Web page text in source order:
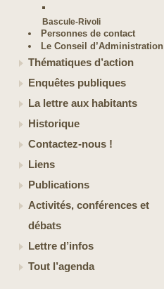
Bascule-Rivoli
Personnes de contact
Le Conseil d’Administration
Thématiques d’action
Enquêtes publiques
La lettre aux habitants
Historique
Contactez-nous !
Liens
Publications
Activités, conférences et
débats
Lettre d’infos
Tout l’agenda